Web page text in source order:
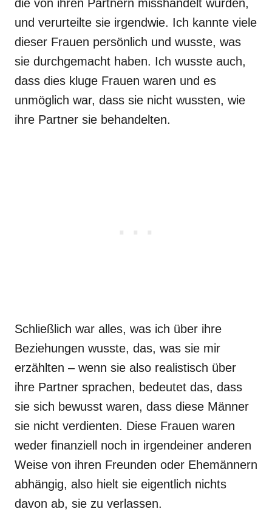
die von ihren Partnern misshandelt wurden,
und verurteilte sie irgendwie. Ich kannte viele
dieser Frauen persönlich und wusste, was
sie durchgemacht haben. Ich wusste auch,
dass dies kluge Frauen waren und es
unmöglich war, dass sie nicht wussten, wie
ihre Partner sie behandelten.
Schließlich war alles, was ich über ihre
Beziehungen wusste, das, was sie mir
erzählten – wenn sie also realistisch über
ihre Partner sprachen, bedeutet das, dass
sie sich bewusst waren, dass diese Männer
sie nicht verdienten. Diese Frauen waren
weder finanziell noch in irgendeiner anderen
Weise von ihren Freunden oder Ehemännern
abhängig, also hielt sie eigentlich nichts
davon ab, sie zu verlassen.